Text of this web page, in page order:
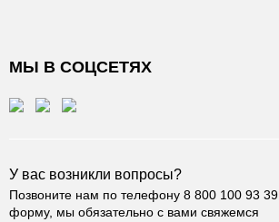
МЫ В СОЦСЕТЯХ
У вас возникли вопросы?
Позвоните нам по телефону 8 800 100 93 39
форму, мы обязательно с вами свяжемся